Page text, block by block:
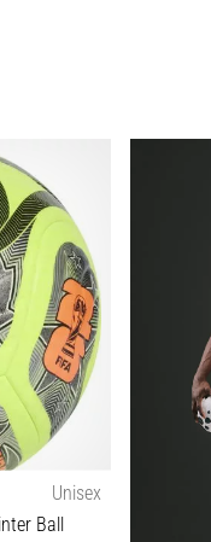
Unisex
Ball